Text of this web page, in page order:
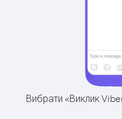
Вибрати «Виклик